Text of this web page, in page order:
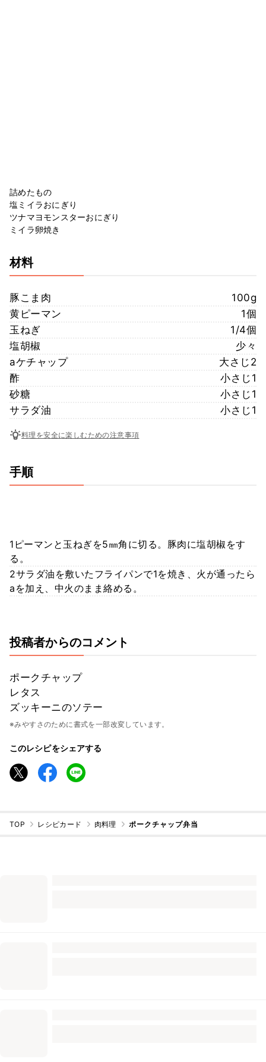
詰めたもの
塩ミイラおにぎり
ツナマヨモンスターおにぎり
ミイラ卵焼き
材料
豚こま肉
100g
黄ピーマン
1個
玉ねぎ
1/4個
塩胡椒
少々
aケチャップ
大さじ2
酢
小さじ1
砂糖
小さじ1
サラダ油
小さじ1
料理を安全に楽しむための注意事項
手順
1ピーマンと玉ねぎを5㎜角に切る。豚肉に塩胡椒をす
る。
2サラダ油を敷いたフライパンで1を焼き、火が通ったら
aを加え、中火のまま絡める。
投稿者からのコメント
ポークチャップ
レタス
ズッキーニのソテー
※みやすさのために書式を一部改変しています。
このレシピをシェアする
TOP レシピカード 肉料理 ポークチャップ弁当